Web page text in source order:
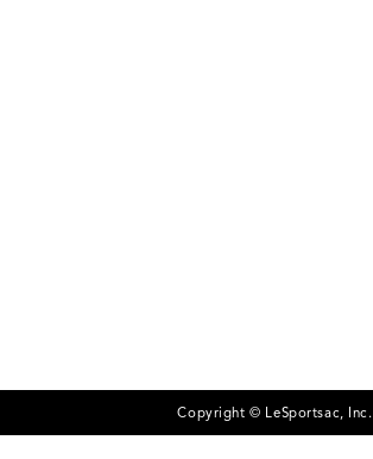
Copyright © LeSportsac, Inc.